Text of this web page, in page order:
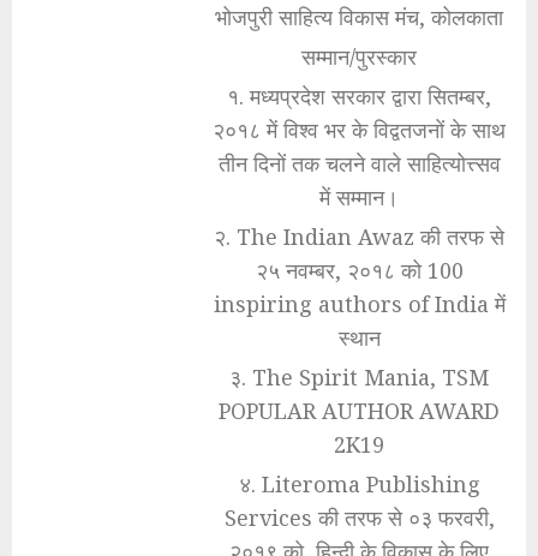
भोजपुरी साहित्य विकास मंच, कोलकाता
सम्मान/पुरस्कार
१. मध्यप्रदेश सरकार द्वारा सितम्बर,
२०१८ में विश्व भर के विद्वतजनों के साथ
तीन दिनों तक चलने वाले साहित्योत्त्सव
में सम्मान।
२. The Indian Awaz की तरफ से
२५ नवम्बर, २०१८ को 100
inspiring authors of India में
स्थान
३. The Spirit Mania, TSM
POPULAR AUTHOR AWARD
2K19
४. Literoma Publishing
Services की तरफ से ०३ फरवरी,